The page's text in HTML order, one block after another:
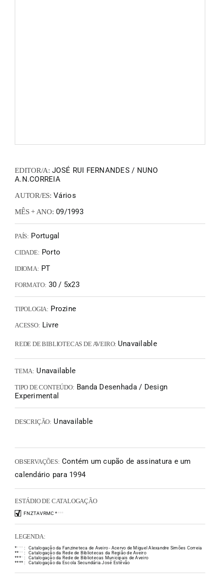
EDITOR/A: JOSÉ RUI FERNANDES / NUNO
A.N.CORREIA
AUTOR/ES: Vários
MÊS + ANO: 09/1993
PAÍS: Portugal
CIDADE: Porto
IDIOMA: PT
FORMATO: 30 / 5x23
TIPOLOGIA: Prozine
ACESSO: Livre
REDE DE BIBLIOTECAS DE AVEIRO: Unavailable
TEMA: Unavailable
TIPO DE CONTEÚDO: Banda Desenhada / Design
Experimental
DESCRIÇÃO: Unavailable
OBSERVAÇÕES: Contém um cupão de assinatura e um
calendário para 1994
ESTÁDIO DE CATALOGAÇÃO
FNZTAVRMC ****
LEGENDA:
** * * :
Catalogação da Fanzineteca de Aveiro - Acervo de Miguel Alexandre Simões Correia
** * * :
Catalogação da Rede de Bibliotecas da Região de Aveiro
**** :
Catalogação da Rede de Bibliotecas Municipais de Aveiro
**** : Catalogação da Escola Secundária José Estêvão